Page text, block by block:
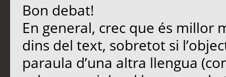
Bon debat!
En general, crec que és millor
dins del text, sobretot si
paraula d’una altra llengua